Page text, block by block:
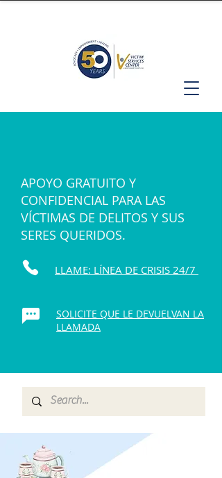
APOYO GRATUITO Y
CONFIDENCIAL PARA LAS
VÍCTIMAS DE DELITOS Y SUS
SERES QUERIDOS.
LLAME: LÍNEA DE CRISIS 24/7
SOLICITE QUE LE DEVUELVAN LA
LLAMADA